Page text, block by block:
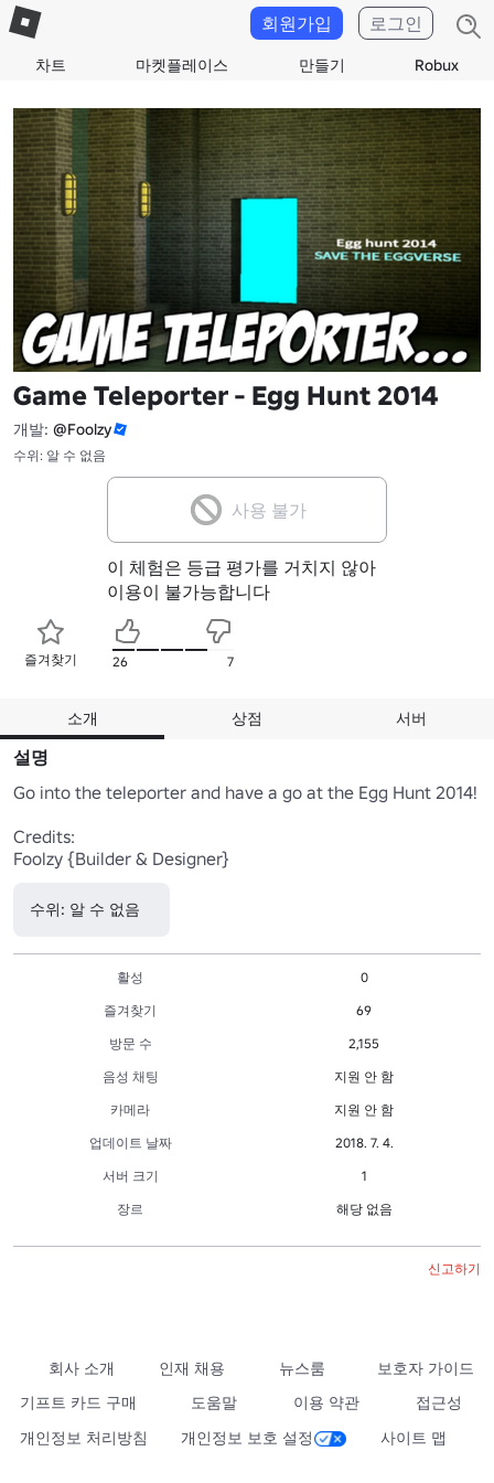
차트 마켓플레이스 만들기 Robux
회원가입 로그인
Game Teleporter - Egg Hunt 2014
개발: @Foolzy
수위: 알 수 없음
사용 불가
이 체험은 등급 평가를 거치지 않아
이용이 불가능합니다
즐겨찾기 26 7
소개 상점 서버
설명
Go into the teleporter and have a go at the Egg Hunt 2014!
Credits:
Foolzy {Builder & Designer}
수위: 알 수 없음
활성
0
즐겨찾기
69
방문 수
2,155
음성 채팅
지원 안 함
카메라
지원 안 함
업데이트 날짜
2018. 7. 4.
서버 크기
1
장르
해당 없음
신고하기
회사 소개 인재 채용 뉴스룸
보호자 가이드
기프트 카드 구매
도움말 이용 약관
접근성
개인정보 처리방침
개인정보 보호 설정 사이트 맵